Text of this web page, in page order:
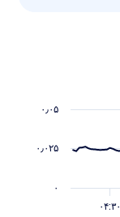
۰۴:۳۰
۰
۰٫۰۲۵
۰٫۰۵